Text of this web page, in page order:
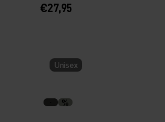
€27,95
Unisex
%